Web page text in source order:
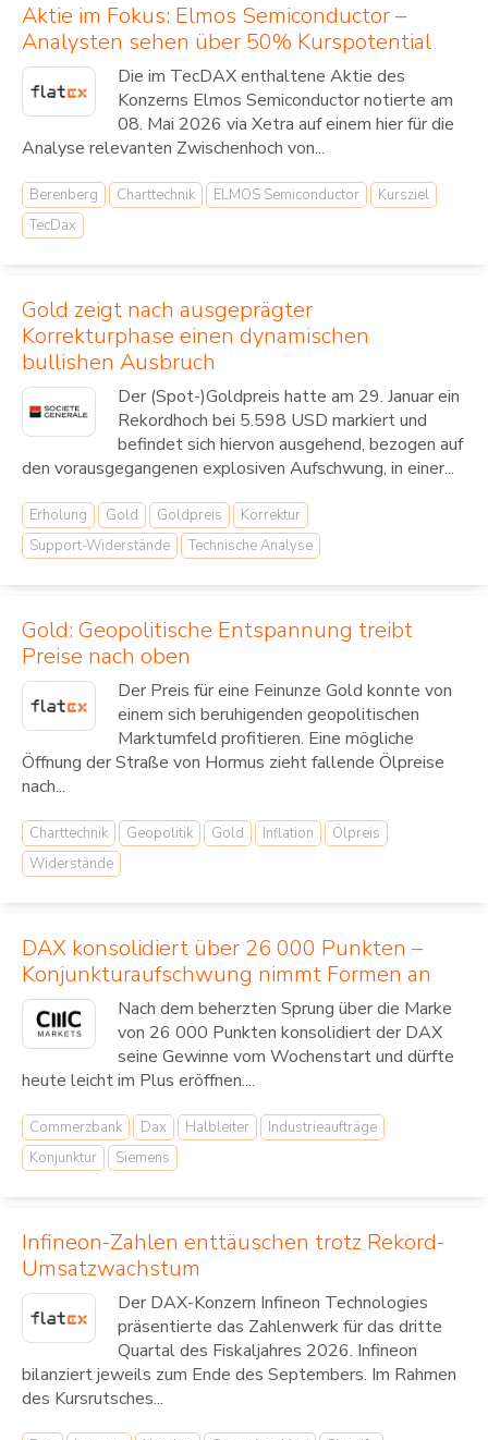
Aktie im Fokus: Elmos Semiconductor –
Analysten sehen über 50% Kurspotential
Die im TecDAX enthaltene Aktie des
Konzerns Elmos Semiconductor notierte am
08. Mai 2026 via Xetra auf einem hier für die
Analyse relevanten Zwischenhoch von...
Berenberg Charttechnik ELMOS Semiconductor
Kursziel
TecDax
Gold zeigt nach ausgeprägter
Korrekturphase einen dynamischen
bullishen Ausbruch
Der (Spot-)Goldpreis hatte am 29. Januar ein
Rekordhoch bei 5.598 USD markiert und
befindet sich hiervon ausgehend, bezogen auf
den vorausgegangenen explosiven Aufschwung, in einer...
Erholung Gold Goldpreis
Korrektur
Support-Widerstände
Technische Analyse
Gold: Geopolitische Entspannung treibt
Preise nach oben
Der Preis für eine Feinunze Gold konnte von
einem sich beruhigenden geopolitischen
Marktumfeld profitieren. Eine mögliche
Öffnung der Straße von Hormus zieht fallende Ölpreise
nach...
Charttechnik Geopolitik Gold Inflation
Ölpreis
Widerstände
DAX konsolidiert über 26 000 Punkten –
Konjunkturaufschwung nimmt Formen an
Nach dem beherzten Sprung über die Marke
von 26 000 Punkten konsolidiert der DAX
seine Gewinne vom Wochenstart und dürfte
heute leicht im Plus eröffnen....
Commerzbank Dax Halbleiter
Industrieaufträge
Konjunktur
Siemens
Infineon-Zahlen enttäuschen trotz Rekord-
Umsatzwachstum
Der DAX-Konzern Infineon Technologies
präsentierte das Zahlenwerk für das dritte
Quartal des Fiskaljahres 2026. Infineon
bilanziert jeweils zum Ende des Septembers. Im Rahmen
des Kursrutsches...